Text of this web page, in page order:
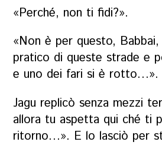
«Perché, non ti fidi?».
«Non è per questo, Babbai
pratico di queste strade e
e uno dei fari si è rotto…».
Jagu replicò senza mezzi
allora tu aspetta qui ché ti
ritorno…». E lo lasciò per